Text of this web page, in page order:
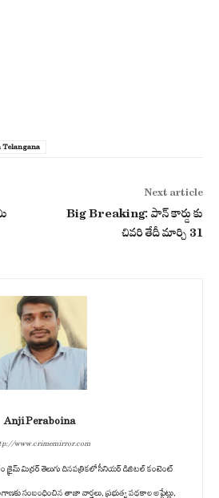
Telangana
Next article
Big Breaking: పాన్ కార్డు కు
చివరి తేదీ మార్చి 31
Anji Peraboina
www.crimemirror.com
క్రైమ్ మిర్రర్ తెలుగు దినపత్రికలో సీనియర్ డిజిటల్ కంటెంట్
సంబంధించిన తాజా వార్తలు, ప్రభుత్వ పథకాల అప్డేట్లు,